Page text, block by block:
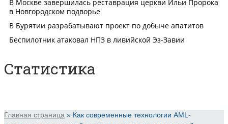
Статистика
Главная страница » Как современные технологии AML-